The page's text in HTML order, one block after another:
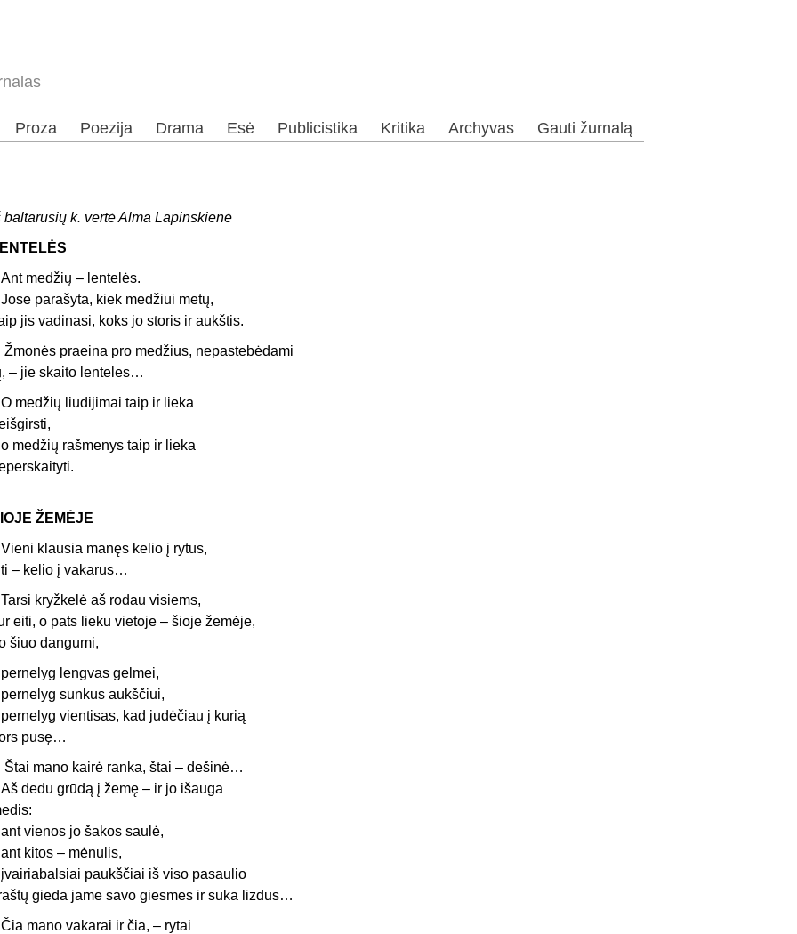
Proza Poezija Drama Esė Publicistika Kritika Archyvas Gauti žurnalą
baltarusių k. vertė Alma Lapinskienė
medžių – lentelės.
parašyta, kiek medžiui metų,
jis vadinasi, koks jo storis ir aukštis.
praeina pro medžius, nepa­stebėdami
– jie skaito lenteles…
medžių liudijimai taip ir lieka
medžių rašmenys taip ir lieka
ŽEMĖJE
klausia manęs kelio į rytus,
– kelio į vakarus…
kryžkelė aš rodau visiems,
eiti, o pats lieku vietoje – šioje žemėje,
šiuo dangumi,
lengvas gelmei,
sunkus aukščiui,
vientisas, kad judėčiau į kurią
pusę…
Štai mano kairė ranka, štai – dešinė…
dedu grūdą į žemę – ir jo išauga
vienos jo šakos saulė,
kitos – mėnulis,
paukščiai iš viso pasaulio
gieda jame savo giesmes ir suka lizdus…
mano vakarai ir čia, – rytai